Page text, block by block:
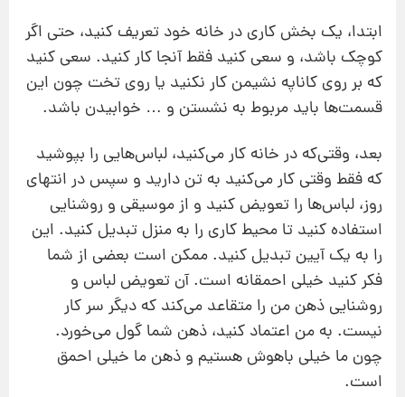
ابتدا، یک بخش کاری در خانه خود تعریف کنید، حتی اگر
کوچک باشد، و سعی کنید فقط آنجا کار کنید. سعی کنید
که بر روی کاناپه نشیمن کار نکنید یا روی تخت چون این
قسمت‌ها باید مربوط به نشستن و … خوابیدن باشد.
بعد، وقتی‌که در خانه کار می‌کنید، لباس‌هایی را بپوشید
که فقط وقتی کار می‌کنید به تن دارید و سپس در انتهای
روز، لباس‌ها را تعویض کنید و از موسیقی و روشنایی
استفاده کنید تا محیط کاری را به منزل تبدیل کنید. این
را به یک آیین تبدیل کنید. ممکن است بعضی از شما
فکر کنید خیلی احمقانه است. آن تعویض لباس و
روشنایی ذهن من را متقاعد می‌کند که دیگر سر کار
نیست. به من اعتماد کنید، ذهن شما گول می‌خورد.
چون ما خیلی باهوش هستیم و ذهن ما خیلی احمق
است.